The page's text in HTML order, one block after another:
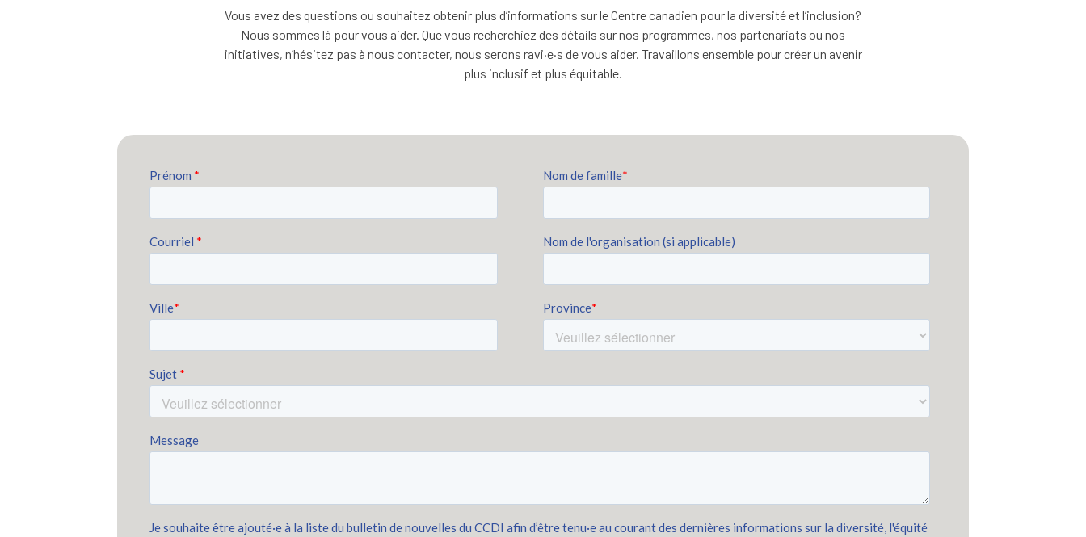
Vous avez des questions ou souhaitez obtenir plus d’informations sur le Centre canadien pour la diversité et l’inclusion?
Nous sommes là pour vous aider. Que vous recherchiez des détails sur nos programmes, nos partenariats ou nos
initiatives, n’hésitez pas à nous contacter, nous serons ravi·e·s de vous aider. Travaillons ensemble pour créer un avenir
plus inclusif et plus équitable.